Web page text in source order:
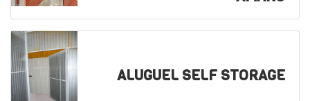
ALUGUEL SELF STORAGE